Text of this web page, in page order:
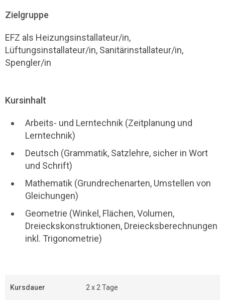
Zielgruppe
EFZ als Heizungsinstallateur/in,
Lüftungsinstallateur/in, Sanitärinstallateur/in,
Spengler/in
Kursinhalt
Arbeits- und Lerntechnik (Zeitplanung und
Lerntechnik)
Deutsch (Grammatik, Satzlehre, sicher in Wort
und Schrift)
Mathematik (Grundrechenarten, Umstellen von
Gleichungen)
Geometrie (Winkel, Flächen, Volumen,
Dreieckskonstruktionen, Dreiecksberechnungen
inkl. Trigonometrie)
Kursdauer 2 x 2 Tage